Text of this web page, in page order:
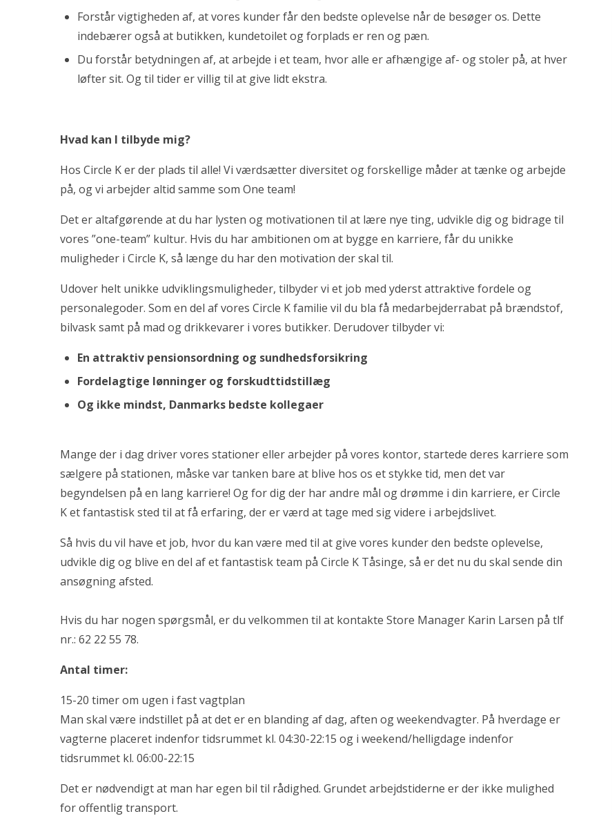
Forstår vigtigheden af, at vores kunder får den bedste oplevelse når de besøger os. Dette
indebærer også at butikken, kundetoilet og forplads er ren og pæn.
Du forstår betydningen af, at arbejde i et team, hvor alle er afhængige af- og stoler på, at hver
løfter sit. Og til tider er villig til at give lidt ekstra.
Hvad kan I tilbyde mig?
Hos Circle K er der plads til alle! Vi værdsætter diversitet og forskellige måder at tænke og arbejde
på, og vi arbejder altid samme som One team!
Det er altafgørende at du har lysten og motivationen til at lære nye ting, udvikle dig og bidrage til
vores ”one-team” kultur. Hvis du har ambitionen om at bygge en karriere, får du unikke
muligheder i Circle K, så længe du har den motivation der skal til.
Udover helt unikke udviklingsmuligheder, tilbyder vi et job med yderst attraktive fordele og
personalegoder. Som en del af vores Circle K familie vil du bla få medarbejderrabat på brændstof,
bilvask samt på mad og drikkevarer i vores butikker. Derudover tilbyder vi:
En attraktiv pensionsordning og sundhedsforsikring
Fordelagtige lønninger og forskudttidstillæg
Og ikke mindst, Danmarks bedste kollegaer
Mange der i dag driver vores stationer eller arbejder på vores kontor, startede deres karriere som
sælgere på stationen, måske var tanken bare at blive hos os et stykke tid, men det var
begyndelsen på en lang karriere! Og for dig der har andre mål og drømme i din karriere, er Circle
K et fantastisk sted til at få erfaring, der er værd at tage med sig videre i arbejdslivet.
Så hvis du vil have et job, hvor du kan være med til at give vores kunder den bedste oplevelse,
udvikle dig og blive en del af et fantastisk team på Circle K Tåsinge, så er det nu du skal sende din
ansøgning afsted.
Hvis du har nogen spørgsmål, er du velkommen til at kontakte Store Manager Karin Larsen på tlf
nr.: 62 22 55 78.
Antal timer:
15-20 timer om ugen i fast vagtplan
Man skal være indstillet på at det er en blanding af dag, aften og weekendvagter. På hverdage er
vagterne placeret indenfor tidsrummet kl. 04:30-22:15 og i weekend/helligdage indenfor
tidsrummet kl. 06:00-22:15
Det er nødvendigt at man har egen bil til rådighed. Grundet arbejdstiderne er der ikke mulighed
for offentlig transport.